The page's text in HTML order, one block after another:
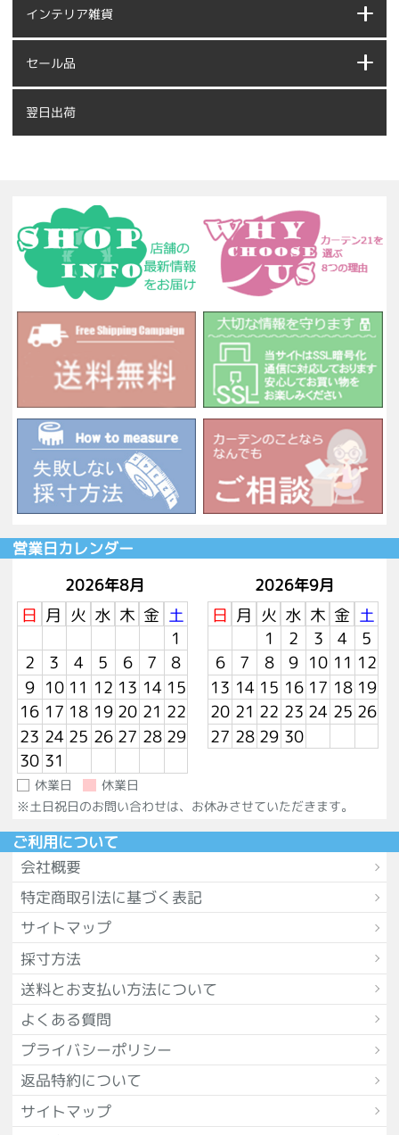
インテリア雑貨
セール品
翌日出荷
営業日カレンダー
2026年8月
日 月 火 水 木 金 土
1
2
3 4 5 6 7
8
9 10 11 12 13 14 15
16 17 18 19 20 21 22
23 24 25 26 27 28 29
30 31
2026年9月
日 月 火 水 木 金 土
1
2 3 4
5
6
7 8 9 10 11 12
13 14 15 16 17 18 19
20 21 22 23 24 25 26
27 28 29 30
休業日
休業日
※土日祝日のお問い合わせは、お休みさせていただきます。
ご利用について
会社概要
特定商取引法に基づく表記
サイトマップ
採寸方法
送料とお支払い方法について
よくある質問
プライバシーポリシー
返品特約について
サイトマップ